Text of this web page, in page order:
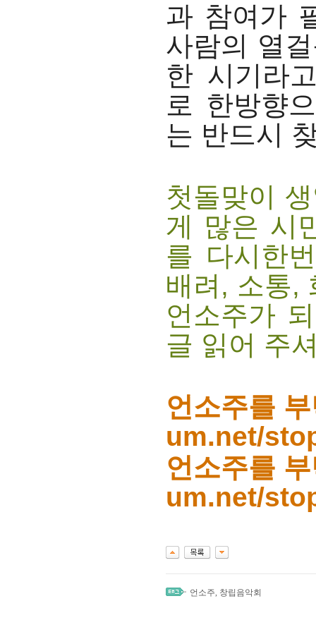
과 참여가
사람의 열
한 시기라
로 한방향
는 반드시
첫돌맞이
게 많은 시
를 다시한
배려, 소통,
언소주가
글 읽어 주
언소주를
um.net/
언소주를
um.net/
언소주, 창립음악회